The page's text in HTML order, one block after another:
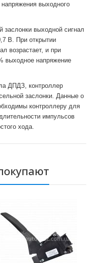
выходного
заслонки выходной сигнал
В. При открытии
возрастает, и при
выходное напряжение
ДПДЗ, контроллер
заслонки. Данные о
контроллеру для
импульсов
хода.